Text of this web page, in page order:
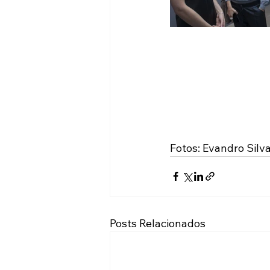
Fotos: Evandro
Posts Relacionados